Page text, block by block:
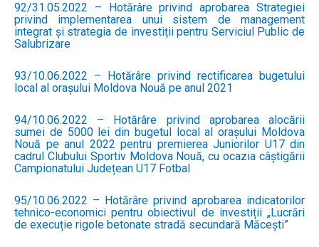
92/31.05.2022 – Hotărâre privind aprobarea Strategiei
privind implementarea unui sistem de management
integrat și strategia de investiții pentru Serviciul Public de
Salubrizare
93/10.06.2022 – Hotărâre privind rectificarea bugetului
local al orașului Moldova Nouă pe anul 2021
94/10.06.2022 – Hotărâre privind aprobarea alocării
sumei de 5000 lei din bugetul local al orașului Moldova
Nouă pe anul 2022 pentru premierea Juniorilor U17 din
cadrul Clubului Sportiv Moldova Nouă, cu ocazia câștigării
Campionatului Județean U17 Fotbal
95/10.06.2022 – Hotărâre privind aprobarea indicatorilor
tehnico-economici pentru obiectivul de investiții „Lucrări
de execuție rigole betonate stradă secundară Măcești”